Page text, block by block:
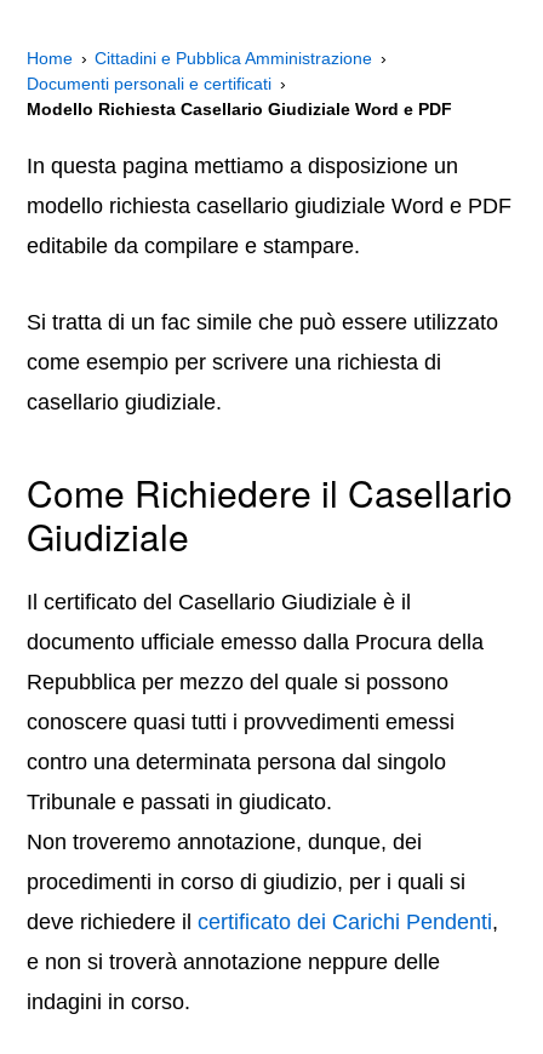
Home
Cittadini e Pubblica Amministrazione
Documenti personali e certificati
Modello Richiesta Casellario Giudiziale Word e PDF
In questa pagina mettiamo a disposizione un
modello richiesta casellario giudiziale Word e PDF
editabile da compilare e stampare.
Si tratta di un fac simile che può essere utilizzato
come esempio per scrivere una richiesta di
casellario giudiziale.
Come Richiedere il Casellario
Giudiziale
Il certificato del Casellario Giudiziale è il
documento ufficiale emesso dalla Procura della
Repubblica per mezzo del quale si possono
conoscere quasi tutti i provvedimenti emessi
contro una determinata persona dal singolo
Tribunale e passati in giudicato.
Non troveremo annotazione, dunque, dei
procedimenti in corso di giudizio, per i quali si
deve richiedere ilcertificato dei Carichi Pendenti,
e non si troverà annotazione neppure delle
indagini in corso.